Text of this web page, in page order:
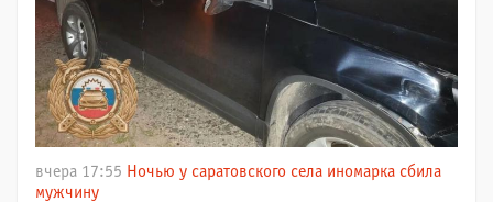
вчера 17:55 Ночью у саратовского села иномарка сбила
мужчину